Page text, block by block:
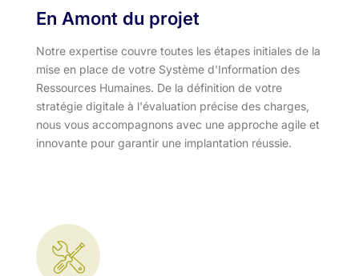
En Amont du projet
Notre expertise couvre toutes les étapes initiales de la
mise en place de votre Système d'Information des
Ressources Humaines. De la définition de votre
stratégie digitale à l'évaluation précise des charges,
nous vous accompagnons avec une approche agile et
innovante pour garantir une implantation réussie.